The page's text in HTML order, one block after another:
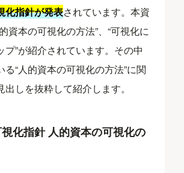
化指針が発表されています。本資
資本の可視化の方法”、“可視化に
プ”が紹介されています。その中
る“人的資本の可視化の方法”に関
出しを抜粋して紹介します。
化指針 人的資本の可視化の